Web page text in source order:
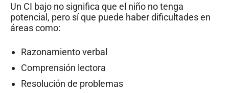
Un CI bajo no significa que el niño no tenga
potencial, pero sí que puede haber dificultades en
áreas como:
Razonamiento verbal
Comprensión lectora
Resolución de problemas